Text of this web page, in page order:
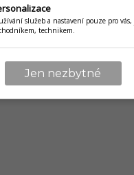
služeb a nastavení pouze pro
technikem.
Jen nezbytné